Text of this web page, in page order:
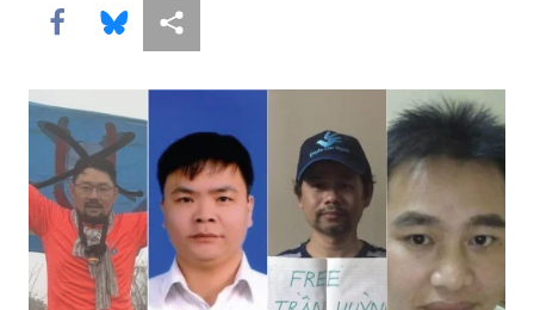
Share this via Facebook
Share this via Bluesky
Share this via Partagez